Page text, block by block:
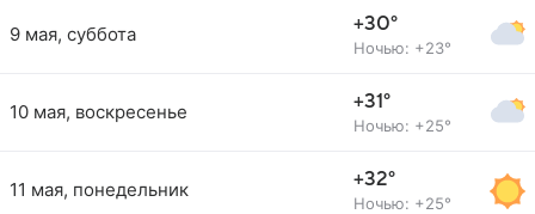
9 мая, суббота +30°
Ночью: +23°
10 мая, воскресенье +31°
Ночью: +25°
11 мая, понедельник +32°
Ночью: +25°